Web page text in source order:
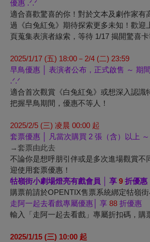
優惠 .ᐟ.ᐟ
適合喜歡驚喜的你！對於文本及劇作家有
過《白兔紅兔》期待探索更多未知！歡迎
頁蒐集表演者線索，等待 1/17 揭開驚喜卡
2025/1/17 (五) 18:00 －2/4 (二) 23:59
早鳥優惠 │ 表演者公布，正式啟售 ～ 期
.ᐟ.ᐟ
適合首次觀賞《白兔紅兔》或想深入認識
把握早鳥期間，優惠不等人！
2025/2/5 (三) 凌晨 00:00 起
套票優惠 │ 凡當次購買 2 張（含）以上
→套票由此去
不論你是想呼朋引伴或是多次進場觀賞不
迎使用套票優惠！
牯嶺街小劇場燈亮有戲會員 │ 享 9 折優惠
購票前請於OPENTIX售票系統綁定牯嶺
走阿一起去看戲專屬優惠│ 享 88 折優惠
輸入「走阿一起去看戲」專屬折扣碼，購
2025/1/15 (三) 10:00 起